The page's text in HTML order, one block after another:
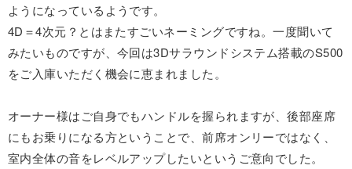
ようになっているようです。
4D＝4次元？とはまたすごいネーミングですね。一度聞いて
みたいものですが、今回は3Dサラウンドシステム搭載のS500
をご入庫いただく機会に恵まれました。
オーナー様はご自身でもハンドルを握られますが、後部座席
にもお乗りになる方ということで、前席オンリーではなく、
室内全体の音をレベルアップしたいというご意向でした。